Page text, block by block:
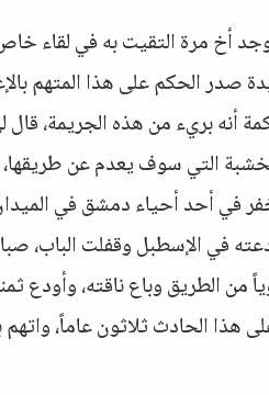
أخ مرة التقيت به في لقاء
الحكم على هذا المتهم
أنه بريء من هذه الجريمة،
التي سوف يعدم عن
في أحد أحياء دمشق في
في الإسطبل وقفلت
من الطريق وباع ناقته،
هذا الحادث ثلاثون عاماً،